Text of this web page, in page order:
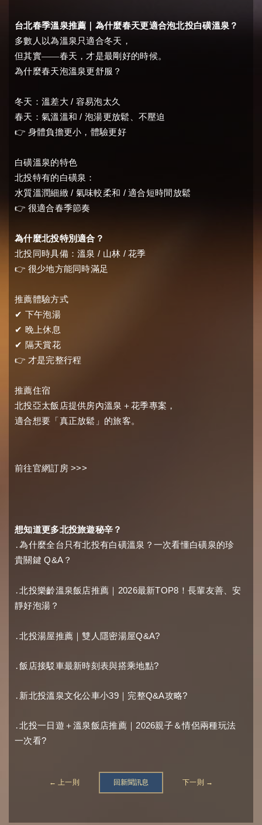
台北春季溫泉推薦｜為什麼春天更適合泡北投白磺溫泉？
多數人以為溫泉只適合冬天，
但其實——春天，才是最剛好的時候。
為什麼春天泡溫泉更舒服？
冬天：溫差大/ 容易泡太久
春天：氣溫溫和 /泡湯更放鬆、不壓迫
👉 身體負擔更小，體驗更好
白磺溫泉的特色
北投特有的白磺泉：
水質溫潤細緻/ 氣味較柔和 /適合短時間放鬆
👉 很適合春季節奏
為什麼北投特別適合？
北投同時具備：溫泉 / 山林 /花季
👉 很少地方能同時滿足
推薦體驗方式
✔ 下午泡湯
✔ 晚上休息
✔ 隔天賞花
👉 才是完整行程
推薦住宿
北投亞太飯店提供房內溫泉＋花季專案，
適合想要「真正放鬆」的旅客。
前往官網訂房 >>>
想知道更多北投旅遊秘辛？
․為什麼全台只有北投有白磺溫泉？一次看懂白磺泉的珍
貴關鍵 Q&A ？
․北投樂齡溫泉飯店推薦｜ 2026最新TOP8 ！長輩友善、安
靜好泡湯？
․北投湯屋推薦｜雙人隱密湯屋Q&A?
․飯店接駁車最新時刻表與搭乘地點?
․ 新北投溫泉文化公車小39｜完整Q&A攻略?
․北投一日遊＋溫泉飯店推薦｜2026親子＆情侶兩種玩法
一次看?
← 上一則 回新聞訊息 下一則 →